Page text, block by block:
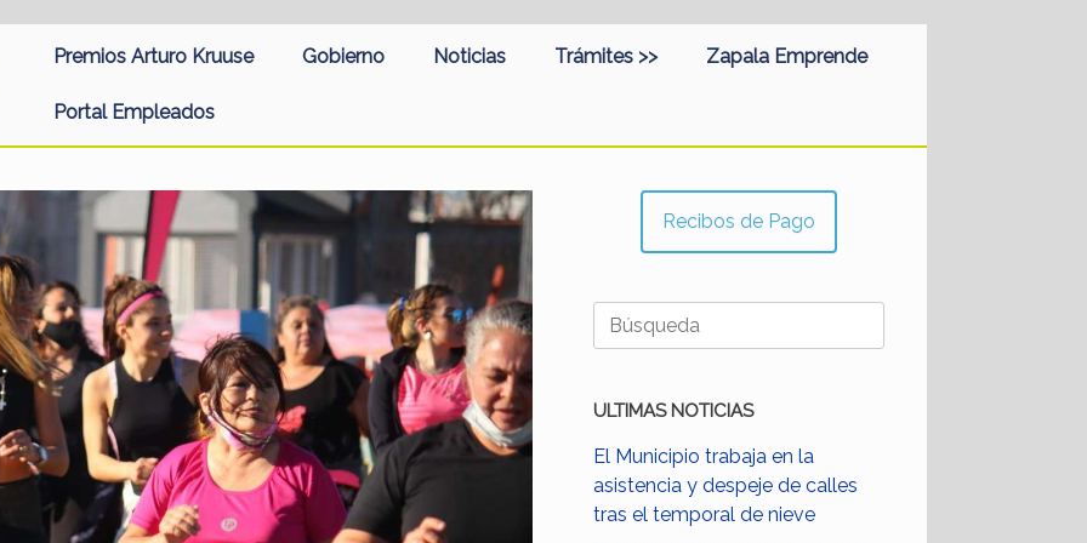
Premios Arturo Kruuse Gobierno Noticias Trámites >> Zapala Emprende
Portal Empleados
Recibos de Pago
Buscar:
ULTIMAS NOTICIAS
El Municipio trabaja en la
asistencia y despeje de calles
tras el temporal de nieve